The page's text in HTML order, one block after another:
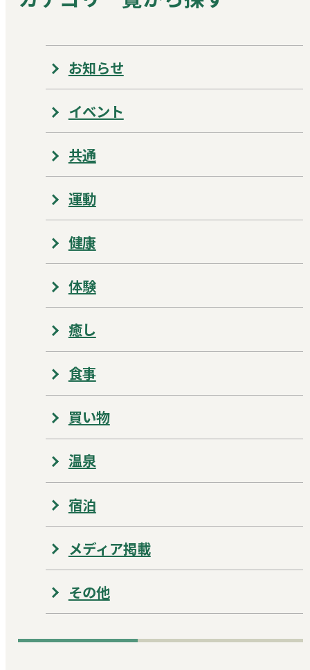
お知らせ
イベント
共通
運動
健康
体験
癒し
食事
買い物
温泉
宿泊
メディア掲載
その他